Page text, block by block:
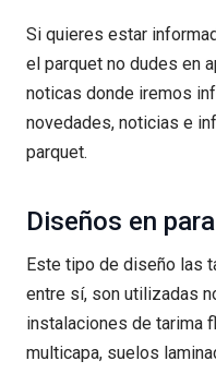
Si quieres estar
el parquet no dudes en
noticas donde iremos
novedades, noticias e
parquet.
Diseños en
Este tipo de diseño las
entre sí, son utilizadas
instalaciones de tarima
multicapa, suelos